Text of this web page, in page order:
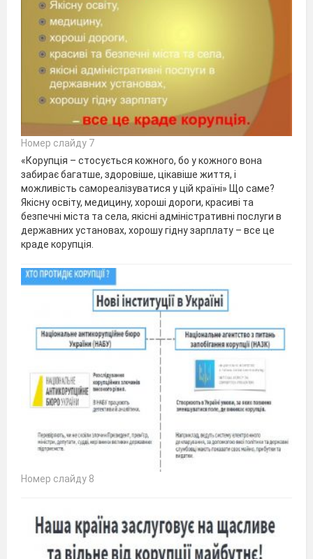
Номер слайду 7
«Корупція – стосується кожного, бо у кожного вона
забирає багатше, здоровіше, цікавіше життя, і
можливість самореалізуватися у цій країні» Що саме?
Якісну освіту, медицину, хороші дороги, красиві та
безпечні міста та села, якісні адміністративні послуги в
державних установах, хорошу гідну зарплату – все це
краде корупція.
Номер слайду 8